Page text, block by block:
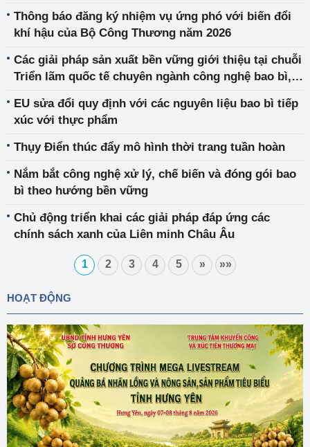
Thông báo đăng ký nhiệm vụ ứng phó với biến đổi
khí hậu của Bộ Công Thương năm 2026
Các giải pháp sản xuất bền vững giới thiệu tại chuỗi
Triển lãm quốc tế chuyên ngành công nghệ bao bì,
EU sửa đổi quy định với các nguyên liệu bao bì tiếp
xúc với thực phẩm
Thụy Điển thúc đẩy mô hình thời trang tuần hoàn
Nắm bắt công nghệ xử lý, chế biến và đóng gói bao
bì theo hướng bền vững
Chủ động triển khai các giải pháp đáp ứng các
chính sách xanh của Liên minh Châu Âu
1 2 3 4 5 » »»
HOẠT ĐỘNG